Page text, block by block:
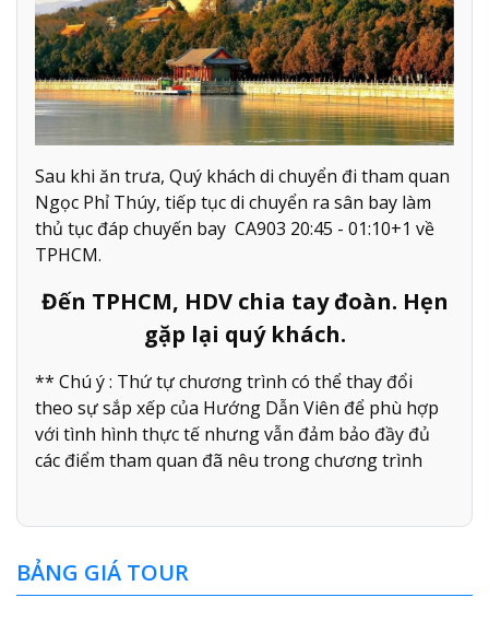
Sau khi ăn trưa, Quý khách di chuyển đi tham quan
Ngọc Phỉ Thúy, tiếp tục di chuyển ra sân bay làm
thủ tục đáp chuyến bay CA903 20:45 - 01:10+1 về
TPHCM.
Đến TPHCM, HDV chia tay đoàn. Hẹn
gặp lại quý khách.
** Chú ý : Thứ tự chương trình có thể thay đổi
theo sự sắp xếp của Hướng Dẫn Viên để phù hợp
với tình hình thực tế nhưng vẫn đảm bảo đầy đủ
các điểm tham quan đã nêu trong chương trình
BẢNG GIÁ TOUR